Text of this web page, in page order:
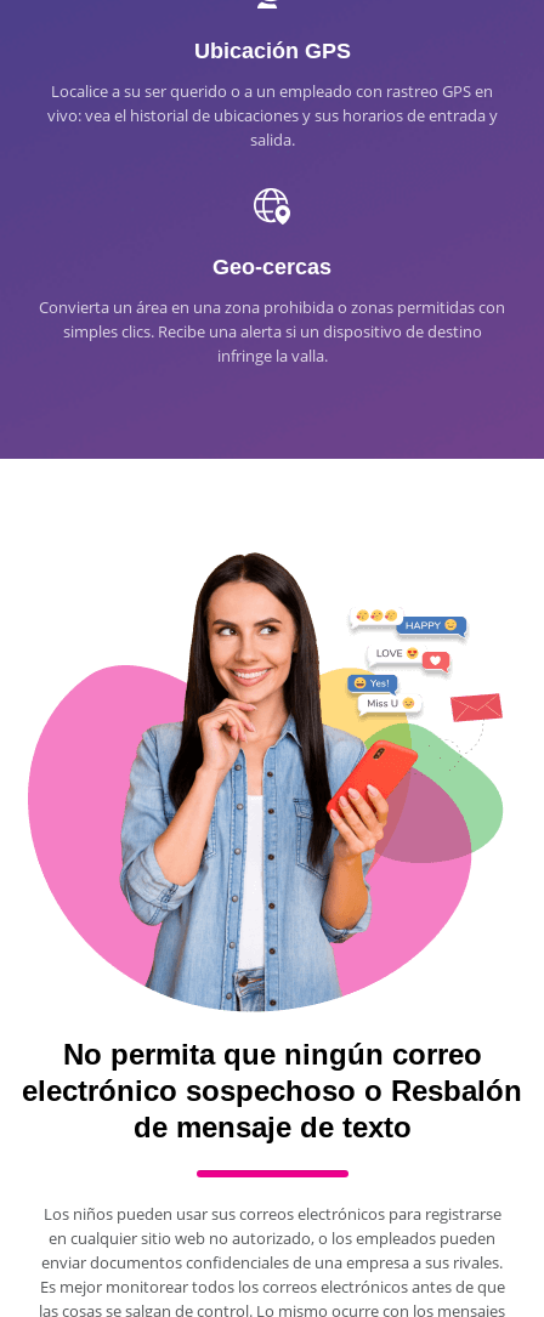
Ubicación GPS
Localice a su ser querido o a un empleado con rastreo GPS en
vivo: vea el historial de ubicaciones y sus horarios de entrada y
salida.
Geo-cercas
Convierta un área en una zona prohibida o zonas permitidas con
simples clics. Recibe una alerta si un dispositivo de destino
infringe la valla.
No permita que ningún correo
electrónico sospechoso o Resbalón
de mensaje de texto
Los niños pueden usar sus correos electrónicos para registrarse
en cualquier sitio web no autorizado, o los empleados pueden
enviar documentos confidenciales de una empresa a sus rivales.
Es mejor monitorear todos los correos electrónicos antes de que
las cosas se salgan de control. Lo mismo ocurre con los mensajes